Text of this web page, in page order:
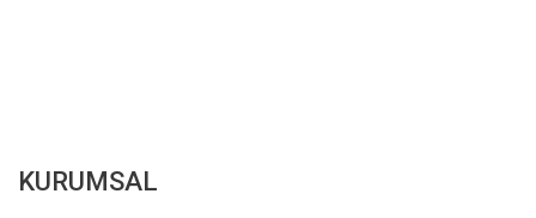
KURUMSAL